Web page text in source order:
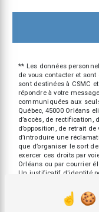
** Les données
de vous contacter et
sont destinées à CSMC
répondre à votre
communiquées aux
Québec, 45000 Orléans
d’accès, de rectification,
d’opposition, de retrait
d’introduire une
que d’organiser le sort
exercer ces droits par
Orléans ou par courrier
Un justificatif d'identité
vos données pendant la
durée de prescription
contentieux. Vous avez
au démarchage